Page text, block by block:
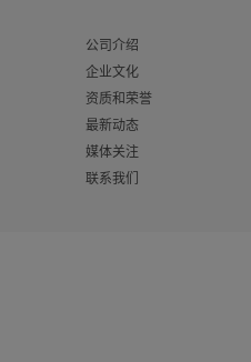
公司介绍
企业文化
资质和荣誉
最新动态
媒体关注
联系我们